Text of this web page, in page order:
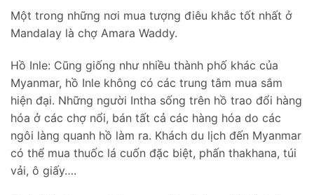
Một trong những nơi mua tượng điêu khắc tốt nhất ở
Mandalay là chợ Amara Waddy.
Hồ Inle: Cũng giống như nhiều thành phố khác của
Myanmar, hồ Inle không có các trung tâm mua sắm
hiện đại. Những người Intha sống trên hồ trao đổi hàng
hóa ở các chợ nổi, bán tất cả các hàng hóa do các
ngôi làng quanh hồ làm ra. Khách du lịch đến Myanmar
có thể mua thuốc lá cuốn đặc biệt, phấn thakhana, túi
vải, ô giấy….